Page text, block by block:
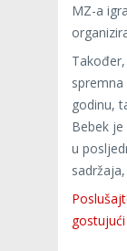
MZ-a
godinu,
Bebek
u